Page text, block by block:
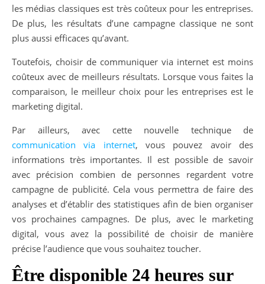
les médias classiques est très coûteux pour les entreprises.
De plus, les résultats d’une campagne classique ne sont
plus aussi efficaces qu’avant.
Toutefois, choisir de communiquer via internet est moins
coûteux avec de meilleurs résultats. Lorsque vous faites la
comparaison, le meilleur choix pour les entreprises est le
marketing digital.
Par ailleurs, avec cette nouvelle technique de
communication via internet, vous pouvez avoir des
informations très importantes. Il est possible de savoir
avec précision combien de personnes regardent votre
campagne de publicité. Cela vous permettra de faire des
analyses et d’établir des statistiques afin de bien organiser
vos prochaines campagnes. De plus, avec le marketing
digital, vous avez la possibilité de choisir de manière
précise l’audience que vous souhaitez toucher.
Être disponible 24 heures sur